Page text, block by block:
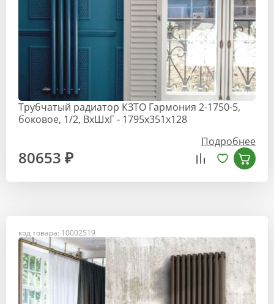
Трубчатый радиатор КЗТО Гармония 2-1750-5,
боковое, 1/2, ВхШхГ - 1795х351х128
Подробнее
80653 ₽
код товара: 10002519